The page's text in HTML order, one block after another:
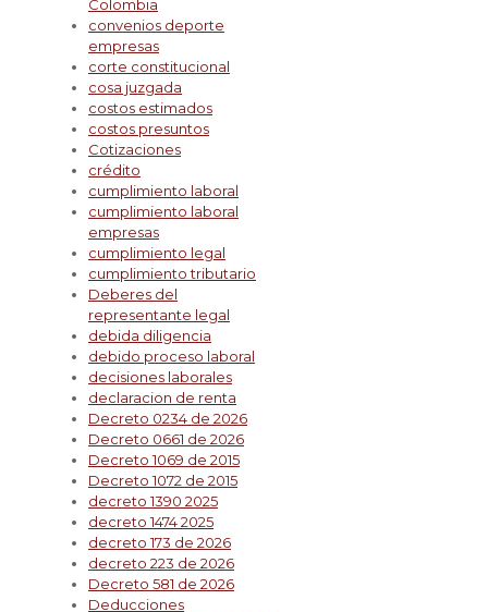
Colombia
convenios deporte
empresas
corte constitucional
cosa juzgada
costos estimados
costos presuntos
Cotizaciones
crédito
cumplimiento laboral
cumplimiento laboral
empresas
cumplimiento legal
cumplimiento tributario
Deberes del
representante legal
debida diligencia
debido proceso laboral
decisiones laborales
declaracion de renta
Decreto 0234 de 2026
Decreto 0661 de 2026
Decreto 1069 de 2015
Decreto 1072 de 2015
decreto 1390 2025
decreto 1474 2025
decreto 173 de 2026
decreto 223 de 2026
Decreto 581 de 2026
Deducciones